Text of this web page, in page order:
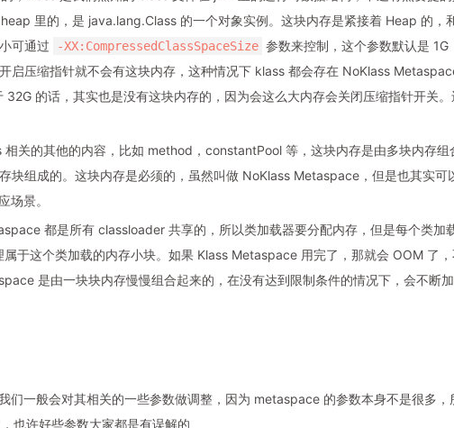
里的，是 java.lang.Class 的一个对象实例。这块内存是紧接着 Heap 的，
可通过
-XX:CompressedClassSpaceSize 参数来控制，这个参数默认是 1G
启压缩指针就不会有这块内存，这种情况下 klass 都会存在 NoKlass
的话，其实也是没有这块内存的，因为会这么大内存会关闭压缩指针开关。
关的其他的内容，比如 method，constantPool 等，这块内存是由多块内存组
块组成的。这块内存是必须的，虽然叫做 NoKlass Metaspace，但是也其实可
场景。
都是所有 classloader 共享的，所以类加载器要分配内存，但是每个类加
于这个类加载的内存小块。如果 Klass Metaspace 用完了，那就会 OOM 了
是由一块块内存慢慢组合起来的，在没有达到限制条件的情况下，会不断
们一般会对其相关的一些参数做调整，因为 metaspace 的参数本身不是很多，
也许好些参数大家都是有误解的